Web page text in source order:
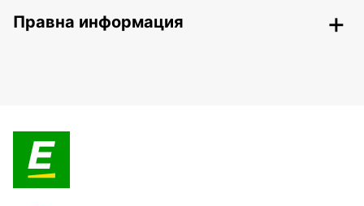
Правна информация